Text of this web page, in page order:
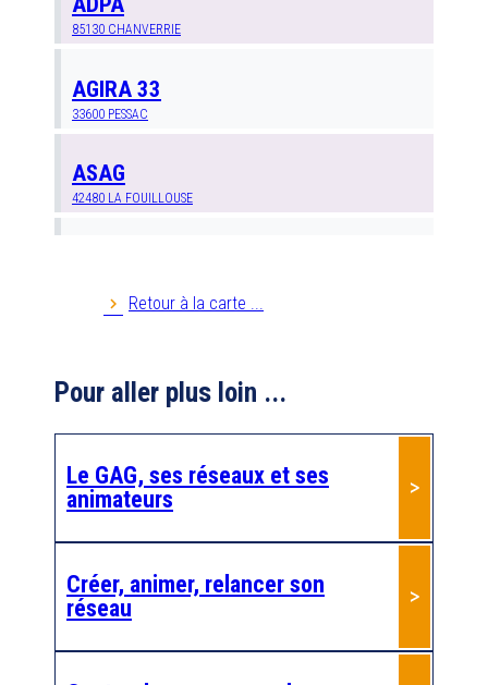
85130 CHANVERRIE
AGIRA 33
33600 PESSAC
ASAG
42480 LA FOUILLOUSE
Anim PA 35
35000 Rennes
Anim'retraite
Anim'âge 22
22100 DINAN
Retour à la carte ...
Pour aller plus loin ...
Le GAG, ses réseaux et ses
animateurs
Créer, animer, relancer son
réseau